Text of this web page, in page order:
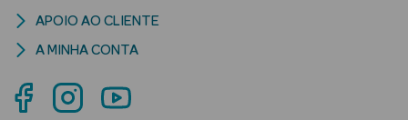
Séruns Faciais
Creme de Olhos
Anti-
APOIO AO CLIENTE
A MINHA CONTA